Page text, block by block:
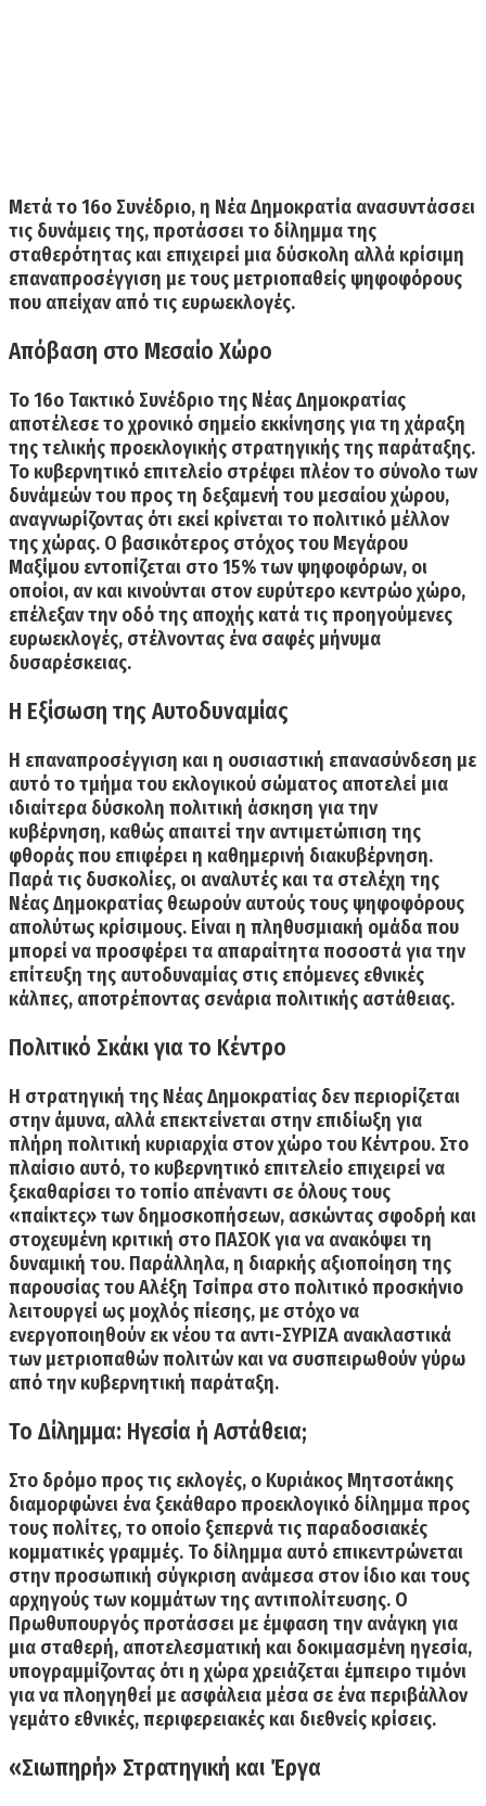
Μετά το 16ο Συνέδριο, η Νέα Δημοκρατία ανασυντάσσει
τις δυνάμεις της, προτάσσει το δίλημμα της
σταθερότητας και επιχειρεί μια δύσκολη αλλά κρίσιμη
επαναπροσέγγιση με τους μετριοπαθείς ψηφοφόρους
που απείχαν από τις ευρωεκλογές.
Απόβαση στο Μεσαίο Χώρο
Το 16ο Τακτικό Συνέδριο της Νέας Δημοκρατίας
αποτέλεσε το χρονικό σημείο εκκίνησης για τη χάραξη
της τελικής προεκλογικής στρατηγικής της παράταξης.
Το κυβερνητικό επιτελείο στρέφει πλέον το σύνολο των
δυνάμεών του προς τη δεξαμενή του μεσαίου χώρου,
αναγνωρίζοντας ότι εκεί κρίνεται το πολιτικό μέλλον
της χώρας. Ο βασικότερος στόχος του Μεγάρου
Μαξίμου εντοπίζεται στο 15% των ψηφοφόρων, οι
οποίοι, αν και κινούνται στον ευρύτερο κεντρώο χώρο,
επέλεξαν την οδό της αποχής κατά τις προηγούμενες
ευρωεκλογές, στέλνοντας ένα σαφές μήνυμα
δυσαρέσκειας.
Η Εξίσωση της Αυτοδυναμίας
Η επαναπροσέγγιση και η ουσιαστική επανασύνδεση με
αυτό το τμήμα του εκλογικού σώματος αποτελεί μια
ιδιαίτερα δύσκολη πολιτική άσκηση για την
κυβέρνηση, καθώς απαιτεί την αντιμετώπιση της
φθοράς που επιφέρει η καθημερινή διακυβέρνηση.
Παρά τις δυσκολίες, οι αναλυτές και τα στελέχη της
Νέας Δημοκρατίας θεωρούν αυτούς τους ψηφοφόρους
απολύτως κρίσιμους. Είναι η πληθυσμιακή ομάδα που
μπορεί να προσφέρει τα απαραίτητα ποσοστά για την
επίτευξη της αυτοδυναμίας στις επόμενες εθνικές
κάλπες, αποτρέποντας σενάρια πολιτικής αστάθειας.
Πολιτικό Σκάκι για το Κέντρο
Η στρατηγική της Νέας Δημοκρατίας δεν περιορίζεται
στην άμυνα, αλλά επεκτείνεται στην επιδίωξη για
πλήρη πολιτική κυριαρχία στον χώρο του Κέντρου. Στο
πλαίσιο αυτό, το κυβερνητικό επιτελείο επιχειρεί να
ξεκαθαρίσει το τοπίο απέναντι σε όλους τους
«παίκτες» των δημοσκοπήσεων, ασκώντας σφοδρή και
στοχευμένη κριτική στο ΠΑΣΟΚ για να ανακόψει τη
δυναμική του. Παράλληλα, η διαρκής αξιοποίηση της
παρουσίας του Αλέξη Τσίπρα στο πολιτικό προσκήνιο
λειτουργεί ως μοχλός πίεσης, με στόχο να
ενεργοποιηθούν εκ νέου τα αντι-ΣΥΡΙΖΑ ανακλαστικά
των μετριοπαθών πολιτών και να συσπειρωθούν γύρω
από την κυβερνητική παράταξη.
Το Δίλημμα: Ηγεσία ή Αστάθεια;
Στο δρόμο προς τις εκλογές, ο Κυριάκος Μητσοτάκης
διαμορφώνει ένα ξεκάθαρο προεκλογικό δίλημμα προς
τους πολίτες, το οποίο ξεπερνά τις παραδοσιακές
κομματικές γραμμές. Το δίλημμα αυτό επικεντρώνεται
στην προσωπική σύγκριση ανάμεσα στον ίδιο και τους
αρχηγούς των κομμάτων της αντιπολίτευσης. Ο
Πρωθυπουργός προτάσσει με έμφαση την ανάγκη για
μια σταθερή, αποτελεσματική και δοκιμασμένη ηγεσία,
υπογραμμίζοντας ότι η χώρα χρειάζεται έμπειρο τιμόνι
για να πλοηγηθεί με ασφάλεια μέσα σε ένα περιβάλλον
γεμάτο εθνικές, περιφερειακές και διεθνείς κρίσεις.
«Σιωπηρή» Στρατηγική και Έργα